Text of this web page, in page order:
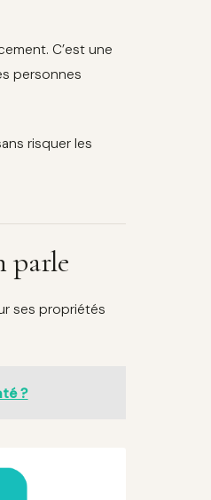
C’est une
personnes
risquer les
parle
ses propriétés
?